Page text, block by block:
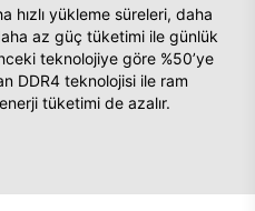
hızlı yükleme süreleri, daha
az güç tüketimi ile günlük
teknolojiye göre %50’ye
DDR4 teknolojisi ile ram
tüketimi de azalır.